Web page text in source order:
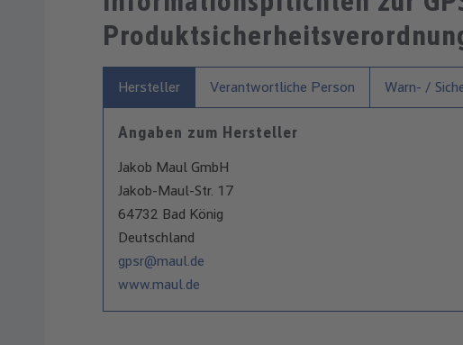
Hersteller Verantwortliche Person Warn- /
Angaben zum Hersteller
Jakob Maul GmbH
Jakob-Maul-Str. 17
64732 Bad König
Deutschland
gpsr@maul.de
www.maul.de